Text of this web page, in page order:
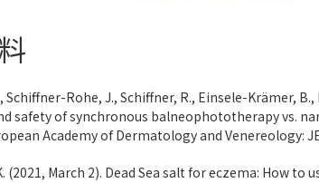
Schiffner-Rohe, J., Schiffner, R., Einsele-Krämer,
safety of synchronous balneophototherapy vs.
Academy of Dermatology and Venereology:
(2021, March 2). Dead Sea salt for eczema: How to